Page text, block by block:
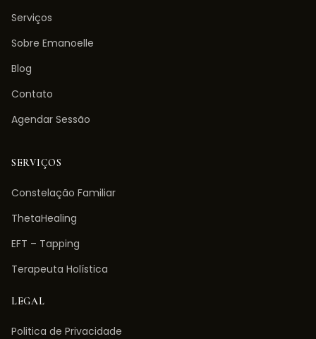
Serviços
Sobre Emanoelle
Blog
Contato
Agendar Sessão
SERVIÇOS
Constelação Familiar
ThetaHealing
EFT – Tapping
Terapeuta Holística
LEGAL
Politica de Privacidade